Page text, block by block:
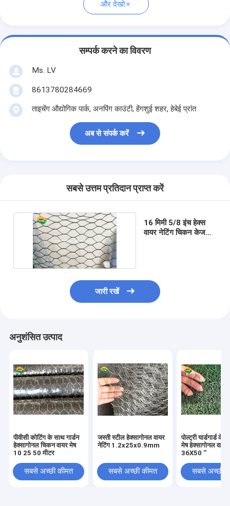
और देखो
सम्पर्क करने का विवरण
Ms. LV
8613780284669
ताइचेंग औद्योगिक पार्क, अनपिंग काउंटी, हेंगशुई शहर, हेबेई प्रांत
अब से संपर्क करें
सबसे उत्तम प्रतिदान प्राप्त करें
16 मिमी 5/8 इंच हेक्स
वायर नेटिंग चिकन केज
जारी रखें
अनुशंसित उत्पाद
पीवीसी कोटिंग के साथ गार्डन
हेक्सागोनल चिकन वायर मेष
10 25 50 मीटर
सबसे अच्छी कीमत
जस्ती स्टील हेक्सागोनल वायर
नेटिंग 1.2x25x0.9mm
सबसे अच्छी कीमत
पोल्ट्री यार्डगार्ड के
मेष हेक्सागोनल वायर
36X50 ''
सबसे अच्छी